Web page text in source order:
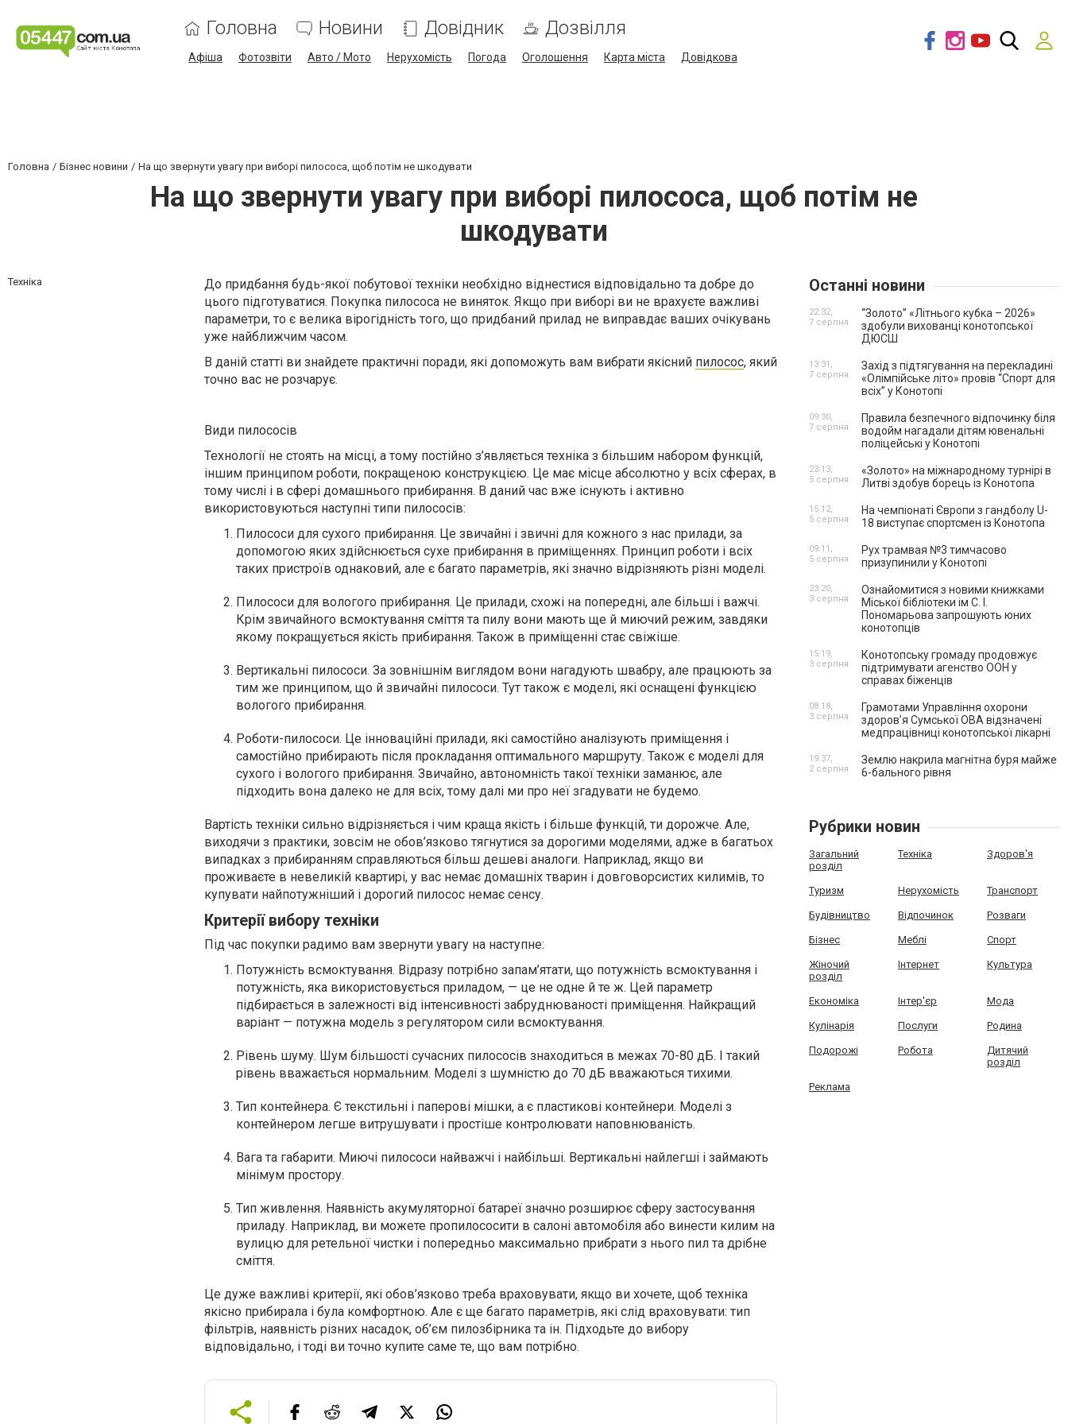
Головна Новини Довідник Дозвілля
Афіша Фотозвіти Авто / Мото Нерухомість Погода Оголошення Карта міста Довідкова
Головна Бізнес новини На що звернути увагу при виборі пилососа, щоб потім не шкодувати
На що звернути увагу при виборі пилососа, щоб потім не
шкодувати
Техніка
До придбання будь-якої побутової техніки необхідно віднестися відповідально та добре до
цього підготуватися. Покупка пилососа не виняток. Якщо при виборі ви не врахуєте важливі
параметри, то є велика вірогідність того, що придбаний прилад не виправдає ваших очікувань
уже найближчим часом.
В даній статті ви знайдете практичні поради, які допоможуть вам вибрати якісний пилосос, який
точно вас не розчарує.
Види пилососів
Технології не стоять на місці, а тому постійно з’являється техніка з більшим набором функцій,
іншим принципом роботи, покращеною конструкцією. Це має місце абсолютно у всіх сферах, в
тому числі і в сфері домашнього прибирання. В даний час вже існують і активно
використовуються наступні типи пилососів:
Пилососи для сухого прибирання. Це звичайні і звичні для кожного з нас прилади, за
допомогою яких здійснюється сухе прибирання в приміщеннях. Принцип роботи і всіх
таких пристроїв однаковий, але є багато параметрів, які значно відрізняють різні моделі.
Пилососи для вологого прибирання. Це прилади, схожі на попередні, але більші і важчі.
Крім звичайного всмоктування сміття та пилу вони мають ще й миючий режим, завдяки
якому покращується якість прибирання. Також в приміщенні стає свіжіше.
Вертикальні пилососи. За зовнішнім виглядом вони нагадують швабру, але працюють за
тим же принципом, що й звичайні пилососи. Тут також є моделі, які оснащені функцією
вологого прибирання.
Роботи-пилососи. Це інноваційні прилади, які самостійно аналізують приміщення і
самостійно прибирають після прокладання оптимального маршруту. Також є моделі для
сухого і вологого прибирання. Звичайно, автономність такої техніки заманює, але
підходить вона далеко не для всіх, тому далі ми про неї згадувати не будемо.
Вартість техніки сильно відрізняється і чим краща якість і більше функцій, ти дорожче. Але,
виходячи з практики, зовсім не обов’язково тягнутися за дорогими моделями, адже в багатьох
випадках з прибиранням справляються більш дешеві аналоги. Наприклад, якщо ви
проживаєте в невеликій квартирі, у вас немає домашніх тварин і довговорсистих килимів, то
купувати найпотужніший і дорогий пилосос немає сенсу.
Критерії вибору техніки
Під час покупки радимо вам звернути увагу на наступне:
Потужність всмоктування. Відразу потрібно запам’ятати, що потужність всмоктування і
потужність, яка використовується приладом, — це не одне й те ж. Цей параметр
підбирається в залежності від інтенсивності забруднюваності приміщення. Найкращий
варіант — потужна модель з регулятором сили всмоктування.
Рівень шуму. Шум більшості сучасних пилососів знаходиться в межах 70-80 дБ. І такий
рівень вважається нормальним. Моделі з шумністю до 70 дБ вважаються тихими.
Тип контейнера. Є текстильні і паперові мішки, а є пластикові контейнери. Моделі з
контейнером легше витрушувати і простіше контролювати наповнюваність.
Вага та габарити. Миючі пилососи найважчі і найбільші. Вертикальні найлегші і займають
мінімум простору.
Тип живлення. Наявність акумуляторної батареї значно розширює сферу застосування
приладу. Наприклад, ви можете пропилососити в салоні автомобіля або винести килим на
вулицю для ретельної чистки і попередньо максимально прибрати з нього пил та дрібне
сміття.
Це дуже важливі критерії, які обов’язково треба враховувати, якщо ви хочете, щоб техніка
якісно прибирала і була комфортною. Але є ще багато параметрів, які слід враховувати: тип
фільтрів, наявність різних насадок, об’єм пилозбірника та ін. Підходьте до вибору
відповідально, і тоді ви точно купите саме те, що вам потрібно.
Останні новини
“Золото” «Літнього кубка – 2026»
здобули вихованці конотопської
ДЮСШ
22:32,
7 серпня
Захід з підтягування на перекладині
«Олімпійське літо» провів “Спорт для
всіх” у Конотопі
13:31,
7 серпня
Правила безпечного відпочинку біля
водойм нагадали дітям ювенальні
поліцейські у Конотопі
09:30,
7 серпня
«Золото» на міжнародному турнірі в
Литві здобув борець із Конотопа
23:13,
5 серпня
На чемпіонаті Європи з гандболу U-
18 виступає спортсмен із Конотопа
15:12,
5 серпня
Рух трамвая №3 тимчасово
призупинили у Конотопі
09:11,
5 серпня
Ознайомитися з новими книжками
Міської бібліотеки ім С. І.
Пономарьова запрошують юних
конотопців
23:20,
3 серпня
Конотопську громаду продовжує
підтримувати агенство ООН у
справах біженців
15:19,
3 серпня
Грамотами Управління охорони
здоров’я Сумської ОВА відзначені
медпрацівниці конотопської лікарні
08:18,
3 серпня
Землю накрила магнітна буря майже
6-бального рівня
19:37,
2 серпня
Рубрики новин
Загальний
розділ
Техніка Здоров'я
Туризм Нерухомість Транспорт
Будівництво Відпочинок Розваги
Бізнес Меблі Спорт
Жіночий
розділ
Інтернет Культура
Економіка Інтер'єр Мода
Кулінарія Послуги Родина
Подорожі Робота
Дитячий
розділ
Реклама